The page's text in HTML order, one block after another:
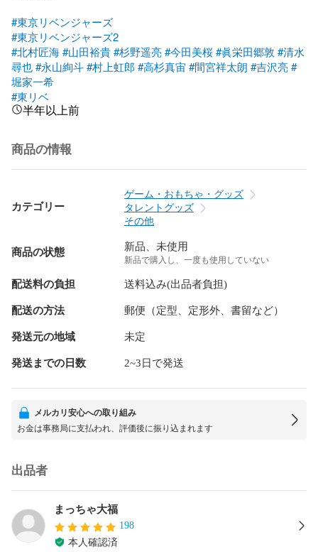
#東京リベンジャーズ
#東京リベンジャーズ2
#北村匠海#山田裕貴#杉野遥亮#今田美桜#眞栄田郷敦 #清水
尋也#永山絢斗#村上虹郎 #高杉真宙#間宮祥太朗 #吉沢亮#
堀家一希
#東リベ
半年以上前
商品の情報
カテゴリー
ゲーム・おもちゃ・グッズ
タレントグッズ
その他
商品の状態 新品、未使用
新品で購入し、一度も使用していない
配送料の負担 送料込み(出品者負担)
配送の方法 郵便（定型、定形外、書留など）
発送元の地域 未定
発送までの日数 2~3日で発送
メルカリ安心への取り組み
お金は事務局に支払われ、評価後に振り込まれます
出品者
まっちゃ大福
198
本人確認済